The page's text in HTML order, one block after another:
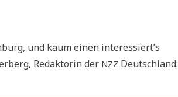
und kaum einen interessiert’s
Redak­to­rin der NZZ Deutschland: